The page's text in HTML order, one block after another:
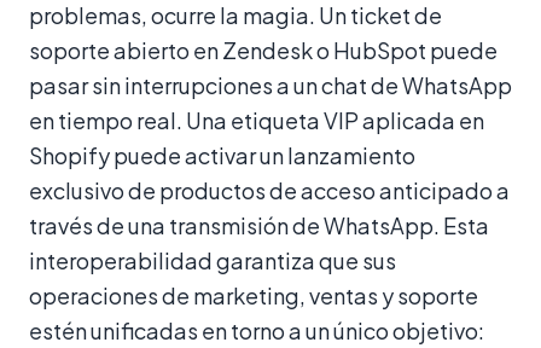
problemas, ocurre la magia. Un ticket de
soporte abierto en Zendesk o HubSpot puede
pasar sin interrupciones a un chat de WhatsApp
en tiempo real. Una etiqueta VIP aplicada en
Shopify puede activar un lanzamiento
exclusivo de productos de acceso anticipado a
través de una transmisión de WhatsApp. Esta
interoperabilidad garantiza que sus
operaciones de marketing, ventas y soporte
estén unificadas en torno a un único objetivo: